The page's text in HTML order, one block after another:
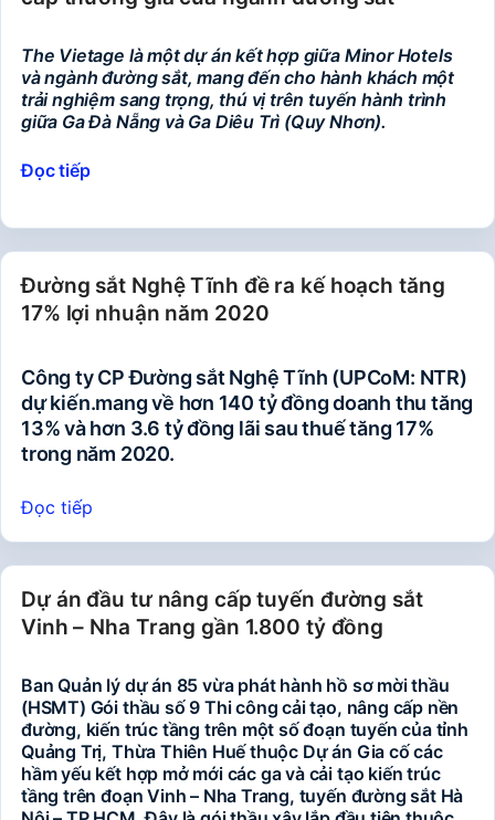
The Vietage là một dự án kết hợp giữa Minor Hotels
và ngành đường sắt, mang đến cho hành khách một
trải nghiệm sang trọng, thú vị trên tuyến hành trình
giữa Ga Đà Nẵng và Ga Diêu Trì (Quy Nhơn).
Đọc tiếp
Đường sắt Nghệ Tĩnh đề ra kế hoạch tăng
17% lợi nhuận năm 2020
Công ty CP Đường sắt Nghệ Tĩnh (UPCoM: NTR)
dự kiến.mang về hơn 140 tỷ đồng doanh thu tăng
13% và hơn 3.6 tỷ đồng lãi sau thuế tăng 17%
trong năm 2020.
Đọc tiếp
Dự án đầu tư nâng cấp tuyến đường sắt
Vinh – Nha Trang gần 1.800 tỷ đồng
Ban Quản lý dự án 85 vừa phát hành hồ sơ mời thầu
(HSMT) Gói thầu số 9 Thi công cải tạo, nâng cấp nền
đường, kiến trúc tầng trên một số đoạn tuyến của tỉnh
Quảng Trị, Thừa Thiên Huế thuộc Dự án Gia cố các
hầm yếu kết hợp mở mới các ga và cải tạo kiến trúc
tầng trên đoạn Vinh – Nha Trang, tuyến đường sắt Hà